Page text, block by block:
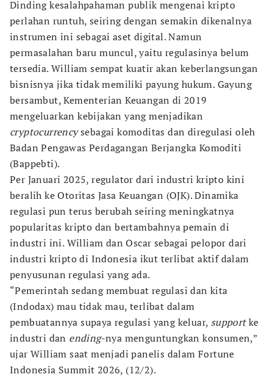
Dinding kesalahpahaman publik mengenai kripto
perlahan runtuh, seiring dengan semakin dikenalnya
instrumen ini sebagai aset digital. Namun
permasalahan baru muncul, yaitu regulasinya belum
tersedia. William sempat kuatir akan keberlangsungan
bisnisnya jika tidak memiliki payung hukum. Gayung
bersambut, Kementerian Keuangan di 2019
mengeluarkan kebijakan yang menjadikan
cryptocurrencysebagai komoditas dan diregulasi oleh
Badan Pengawas Perdagangan Berjangka Komoditi
(Bappebti).
Per Januari 2025, regulator dari industri kripto kini
beralih ke Otoritas Jasa Keuangan (OJK). Dinamika
regulasi pun terus berubah seiring meningkatnya
popularitas kripto dan bertambahnya pemain di
industri ini. William dan Oscar sebagai pelopor dari
industri kripto di Indonesia ikut terlibat aktif dalam
penyusunan regulasi yang ada.
“Pemerintah sedang membuat regulasi dan kita
(Indodax) mau tidak mau, terlibat dalam
pembuatannya supaya regulasi yang keluar, supportke
industri dan ending-nya menguntungkan konsumen,”
ujar William saat menjadi panelis dalam Fortune
Indonesia Summit 2026, (12/2).